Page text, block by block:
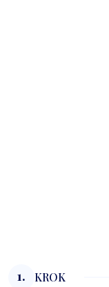
1. KROK